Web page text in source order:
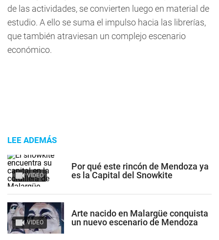
de las actividades, se convierten luego en material de
estudio. A ello se suma el impulso hacia las librerías,
que también atraviesan un complejo escenario
económico.
LEE ADEMÁS
VIDEO
Por qué este rincón de Mendoza ya
es la Capital del Snowkite
VIDEO
Arte nacido en Malargüe conquista
un nuevo escenario de Mendoza